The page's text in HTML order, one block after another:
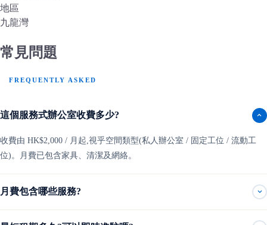
地區
九龍灣
常見問題
FREQUENTLY ASKED
這個服務式辦公室收費多少?
收費由 HK$2,000 / 月起,視乎空間類型(私人辦公室 / 固定工位 / 流動工
位)。月費已包含家具、清潔及網絡。
月費包含哪些服務?